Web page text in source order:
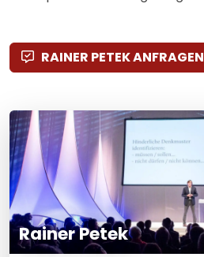
RAINER PETEK ANFRAGEN
Rainer Petek